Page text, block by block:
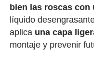
bien las roscas con
líquido
aplica una capa
montaje y prevenir